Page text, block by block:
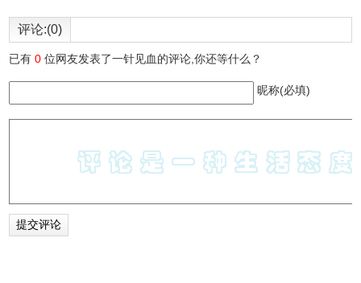
评论:(0)
已有0 位网友发表了一针见血的评论,你还等什么？
昵称(必填)